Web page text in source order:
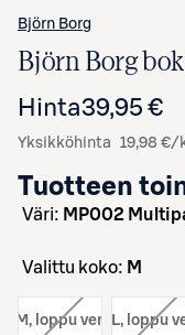
Björn Borg
Björn Borg
Hinta39,95 €
Yksikköhinta 19,98 €/
Tuotteen
väri: MP002
Valittu koko: M
M, loppu verkosta
koko: L, loppu